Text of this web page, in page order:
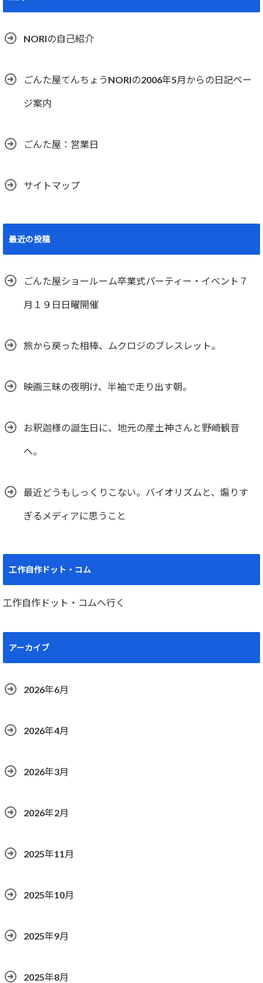
NORIの自己紹介
ごんた屋てんちょうNORIの2006年5月からの日記ペー
ジ案内
ごんた屋：営業日
サイトマップ
最近の投稿
ごんた屋ショールーム卒業式パーティー・イベント７
月１９日日曜開催
旅から戻った相棒、ムクロジのブレスレット。
映画三昧の夜明け、半袖で走り出す朝。
お釈迦様の誕生日に、地元の産土神さんと野崎観音
へ。
最近どうもしっくりこない。バイオリズムと、煽りす
ぎるメディアに思うこと
工作自作ドット・コム
工作自作ドット・コムへ行く
アーカイブ
2026年6月
2026年4月
2026年3月
2026年2月
2025年11月
2025年10月
2025年9月
2025年8月